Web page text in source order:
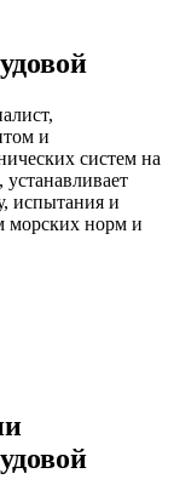
и
систем на
испытания и
морских норм и